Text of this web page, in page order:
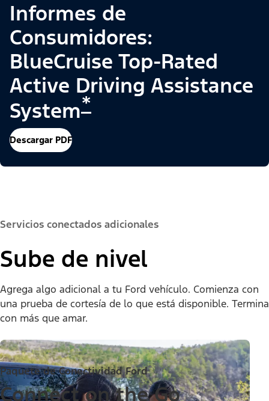
Informes de
Consumidores:
BlueCruise Top-Rated
Active Driving Assistance
System*
Descargar PDF
Servicios conectados adicionales
Sube de nivel
Agrega algo adicional a tu Ford vehículo. Comienza con
una prueba de cortesía de lo que está disponible. Termina
con más que amar.
Paquete de Conectividad Ford
Connect on the Go